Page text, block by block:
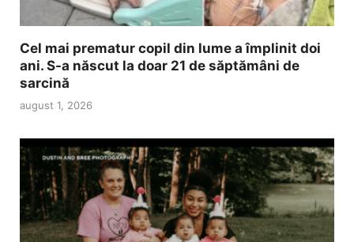
Cel mai prematur copil din lume a împlinit doi
ani. S-a născut la doar 21 de săptămâni de
sarcină
august 1, 2026